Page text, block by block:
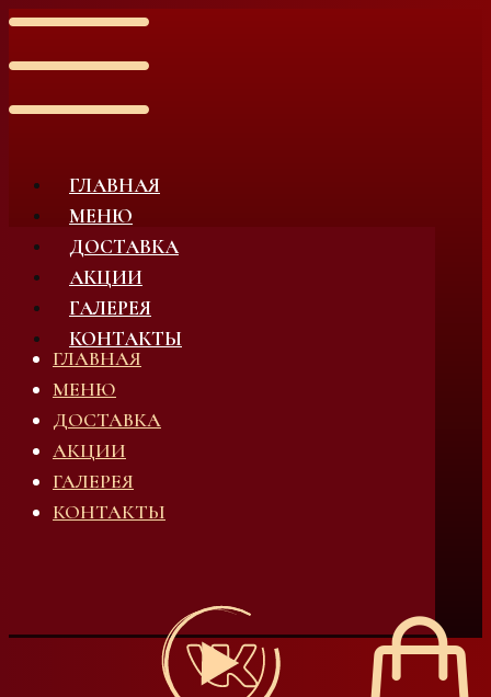
ГЛАВНАЯ
МЕНЮ
ДОСТАВКА
АКЦИИ
ГАЛЕРЕЯ
КОНТАКТЫ
ГЛАВНАЯ
МЕНЮ
ДОСТАВКА
АКЦИИ
ГАЛЕРЕЯ
КОНТАКТЫ